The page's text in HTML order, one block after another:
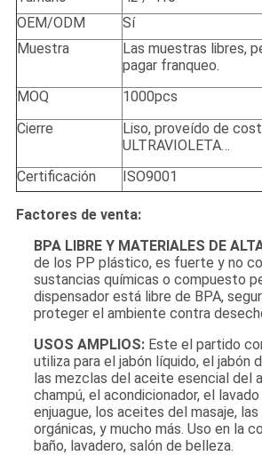
OEM/ODM
Sí
Muestra
Las muestras libres,
pagar franqueo.
MOQ
1000pcs
Cierre
Liso, proveído de
ULTRAVIOLETA…
Certificación
ISO9001
Factores de venta:
BPA LIBRE Y MATERIALES DE
de los PP plástico, es fuerte y no
sustancias químicas o compuesto
dispensador está libre de BPA,
proteger el ambiente contra
USOS AMPLIOS:Este el partido
utiliza para el jabón líquido, el jabón
las mezclas del aceite esencial del
champú, el acondicionador, el
enjuague, los aceites del masaje,
orgánicas, y mucho más. Uso en la
baño, lavadero, salón de belleza.